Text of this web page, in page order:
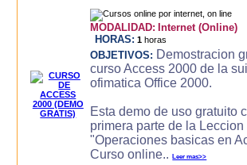
MODALIDAD: Internet (Online)
HORAS: 1 horas
OBJETIVOS: Demostracion
curso Access 2000 de la
ofimatica Office 2000.
Esta demo de uso gratuito
primera parte de la Leccion
"Operaciones basicas en
Curso online..Leer mas>>